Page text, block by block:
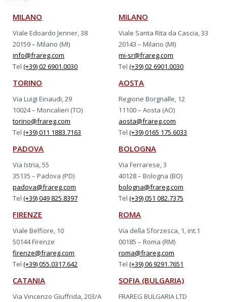
MILANO
Viale Edoardo Jenner, 38
20159 – Milano (MI)
info@frareg.com
Tel(+39) 02 6901.0030
MILANO
Viale Santa Rita da Cascia, 33
20143 – Milano (MI)
mi-sr@frareg.com
Tel(+39) 02 6901.0030
TORINO
Via Luigi Einaudi, 29
10024 – Moncalieri (TO)
torino@frareg.com
Tel(+39) 011 1883.7163
AOSTA
Regione Borgnalle, 12
11100 – Aosta (AO)
aosta@frareg.com
Tel(+39) 0165 175.6033
PADOVA
Via Istria, 55
35135 – Padova (PD)
padova@frareg.com
Tel(+39) 049 825.8397
BOLOGNA
Via Ferrarese, 3
40128 – Bologna (BO)
bologna@frareg.com
Tel(+39) 051 082.7375
FIRENZE
Viale Belfiore, 10
50144 Firenze
firenze@frareg.com
Tel(+39) 055.0317.642
ROMA
Via della Sforzesca, 1, int.1
00185 – Roma (RM)
roma@frareg.com
Tel(+39) 06 9291.7651
CATANIA
Via Vincenzo Giuffrida, 203/A
SOFIA (BULGARIA)
FRAREG BULGARIA LTD